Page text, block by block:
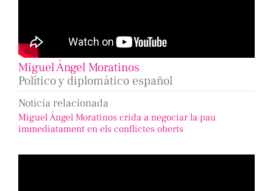
Miguel Ángel Moratinos
Político y diplomático español
Noticia relacionada
Miguel Ángel Moratinos crida a negociar la pau
immediatament en els conflictes oberts